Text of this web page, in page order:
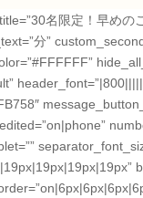
名限定！早めの
分”